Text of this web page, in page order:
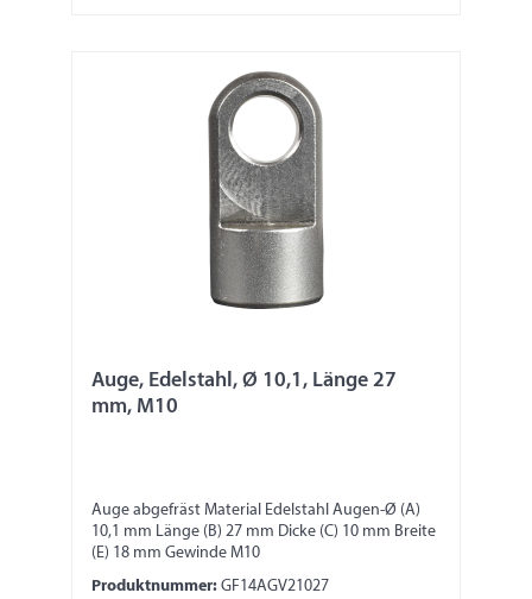
Auge, Edelstahl, Ø 10,1, Länge 27
mm, M10
Auge abgefräst Material Edelstahl Augen-Ø (A)
10,1 mm Länge (B) 27 mm Dicke (C) 10 mm Breite
(E) 18 mm Gewinde M10
Produktnummer: GF14AGV21027